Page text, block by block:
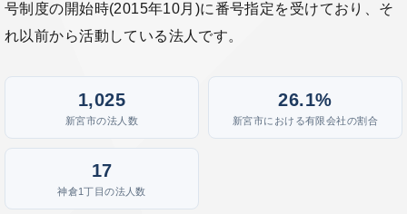
号制度の開始時(2015年10月)に番号指定を受けており、そ
れ以前から活動している法人です。
1,025
新宮市の法人数
26.1%
新宮市における有限会社の割合
17
神倉1丁目の法人数